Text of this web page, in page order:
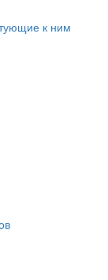
к ним